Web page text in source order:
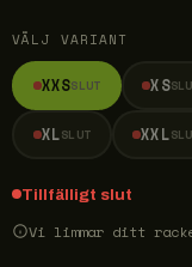
VÄLJ VARIANT
XXSSLUT XS
XLSLUT XXL
Tillfälligt slut
Vi limmar ditt